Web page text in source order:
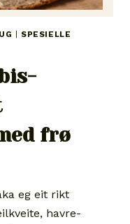
|SPESIELLE
frø
eg eit rikt
havre-